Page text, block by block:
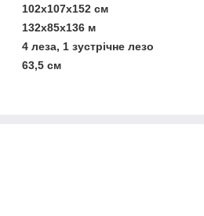
102x107x152 см
132x85x136 м
4 леза, 1 зустрічне лезо
63,5 см